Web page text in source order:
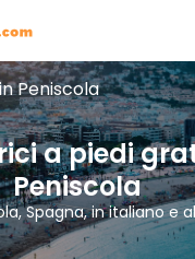
Peniscola
a piedi
Peniscola
Spagna, in italiano e